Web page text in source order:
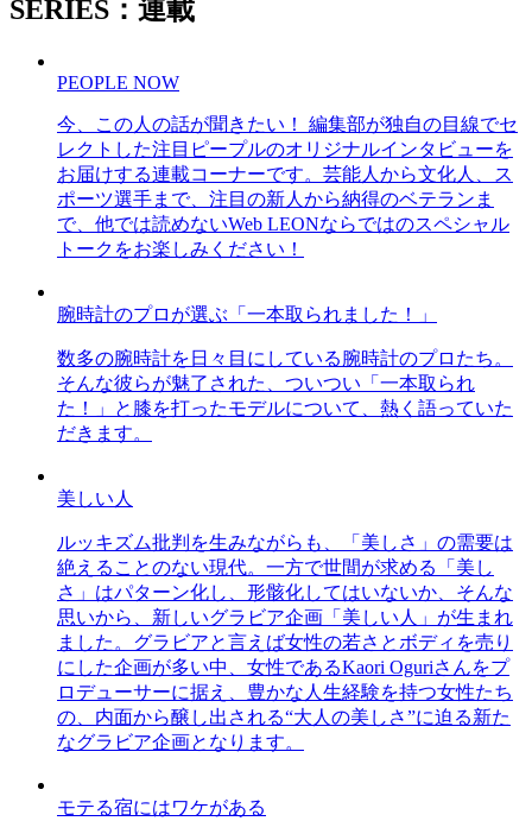
SERIES：連載
PEOPLE NOW
今、この人の話が聞きたい！ 編集部が独自の目線でセ
レクトした注目ピープルのオリジナルインタビューを
お届けする連載コーナーです。芸能人から文化人、ス
ポーツ選手まで、注目の新人から納得のベテランま
で、他では読めないWeb LEONならではのスペシャル
トークをお楽しみください！
腕時計のプロが選ぶ「一本取られました！」
数多の腕時計を日々目にしている腕時計のプロたち。
そんな彼らが魅了された、ついつい「一本取られ
た！」と膝を打ったモデルについて、熱く語っていた
だきます。
美しい人
ルッキズム批判を生みながらも、「美しさ」の需要は
絶えることのない現代。一方で世間が求める「美し
さ」はパターン化し、形骸化してはいないか、そんな
思いから、新しいグラビア企画「美しい人」が生まれ
ました。グラビアと言えば女性の若さとボディを売り
にした企画が多い中、女性であるKaori Oguriさんをプ
ロデューサーに据え、豊かな人生経験を持つ女性たち
の、内面から醸し出される“大人の美しさ”に迫る新た
なグラビア企画となります。
モテる宿にはワケがある